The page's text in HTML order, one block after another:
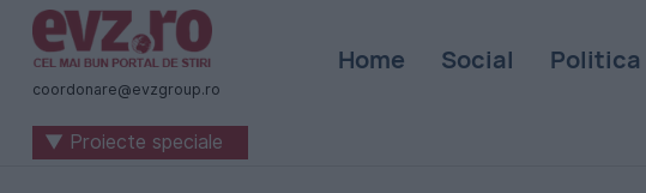
Știri
naționale
internaționale
coordonare@evzgroup.ro
Home Social Politica
▼ Proiecte speciale